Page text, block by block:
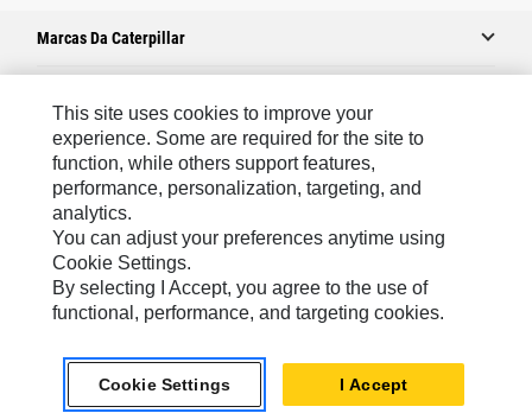
Marcas Da Caterpillar
Caterpillar.com
Caterpillar Contato E Suporte
Minhas Preferências De Marketing
Mapa Do Local
Cookie Settings
Legal
Privacidade
This site uses cookies to improve your
experience. Some are required for the site to
function, while others support features,
performance, personalization, targeting, and
analytics.
You can adjust your preferences anytime using
Cookie Settings.
By selecting I Accept, you agree to the use of
functional, performance, and targeting cookies.
Cookie Settings I Accept